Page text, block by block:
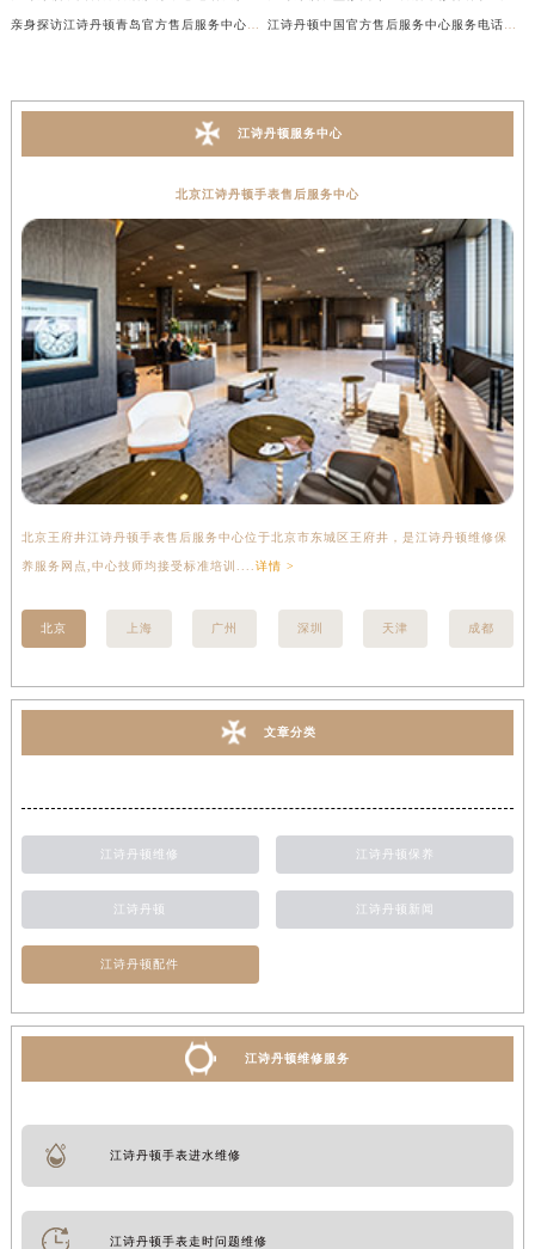
江诗丹顿服务中心
北京江诗丹顿手表售后服务中心
北京王府井江诗丹顿手表售后服务中心位于北京市东城区王府井，是江诗丹顿维修保
养服务网点,中心技师均接受标准培训.... 详情 >
北京 上海 广州 深圳 天津 成都
文章分类
江诗丹顿维修 江诗丹顿保养
江诗丹顿 江诗丹顿新闻
江诗丹顿配件
江诗丹顿维修服务
江诗丹顿手表进水维修
江诗丹顿手表走时问题维修